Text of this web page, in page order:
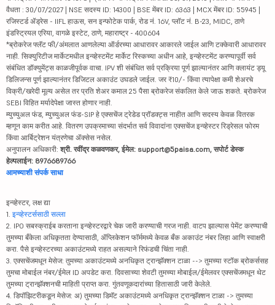
वैधता : 30/07/2027 | NSE सदस्य ID: 14300 | BSE मेंबर ID: 6363 | MCX मेंबर ID: 55945 |
रजिस्टर्ड ॲड्रेस - IIFL हाऊस, सन इन्फोटेक पार्क, रोड नं. 16V, प्लॉट नं. B-23, MIDC, ठाणे
इंडस्ट्रियल एरिया, वागळे इस्टेट, ठाणे, महाराष्ट्र - 400604
*ब्रोकरेज फ्लॅट फी/अंमलात आणलेल्या ऑर्डरच्या आधारावर आकारले जाईल आणि टक्केवारी आधारावर
नाही. सिक्युरिटीज मार्केटमधील इन्व्हेस्टमेंट मार्केट रिस्कच्या अधीन आहे, इन्व्हेस्टमेंट करण्यापूर्वी सर्व
संबंधित डॉक्युमेंट्स काळजीपूर्वक वाचा. IPV शी संबंधित सर्व प्रक्रिया पूर्ण झाल्यानंतर आणि क्लायंट ड्यू
डिलिजन्स पूर्ण झाल्यानंतर डिजिटल अकाउंट उघडले जाईल. जर ₹10/- किंवा त्यापेक्षा कमी शेअरचे
विक्री/खरेदी मूल्य असेल तर प्रति शेअर कमाल 25 पैसा ब्रोकरेज संकलित केले जाऊ शकते. ब्रोकरेज
SEBI विहित मर्यादेपेक्षा जास्त होणार नाही.
म्युच्युअल फंड, म्युच्युअल फंड-SIP हे एक्सचेंज ट्रेडेड प्रॉडक्ट्स नाहीत आणि सदस्य केवळ वितरक
म्हणून काम करीत आहे. वितरण उपक्रमाच्या संदर्भात सर्व विवादांना एक्सचेंज इन्व्हेस्टर रिड्रेसल फोरम
किंवा आर्बिट्रेशन यंत्रणेचा ॲक्सेस नसेल.
अनुपालन अधिकारी: श्री. रवींद्र कळवणकर, ईमेल: support@5paisa.com, सपोर्ट डेस्क
हेल्पलाईन: 8976689766
आमच्याशी संपर्क साधा
इन्व्हेस्टर, लक्ष द्या
1. इन्व्हेस्टर्ससाठी सल्ला
2. IPO सबस्क्राईब करताना इन्व्हेस्टरद्वारे चेक जारी करण्याची गरज नाही. वाटप झाल्यास पेमेंट करण्याची
तुमच्या बँकेला अधिकृतता देण्यासाठी, ॲप्लिकेशन फॉर्ममध्ये केवळ बँक अकाउंट नंबर लिहा आणि स्वाक्षरी
करा. पैसे इन्व्हेस्टरच्या अकाउंटमध्ये राहत असल्याने रिफंडची चिंता नाही.
3. एक्सचेंजमधून मेसेज: तुमच्या अकाउंटमध्ये अनधिकृत ट्रान्झॅक्शन टाळा --> तुमच्या स्टॉक ब्रोकर्ससह
तुमचा मोबाईल नंबर/ईमेल ID अपडेट करा. दिवसाच्या शेवटी तुमच्या मोबाईल/ईमेलवर एक्सचेंजमधून थेट
तुमच्या ट्रान्झॅक्शनची माहिती प्राप्त करा. गुंतवणूकदारांच्या हितासाठी जारी केलेले.
4. डिपॉझिटरीकडून मेसेज: अ) तुमच्या डिमॅट अकाउंटमध्ये अनधिकृत ट्रान्झॅक्शन टाळा -> तुमच्या